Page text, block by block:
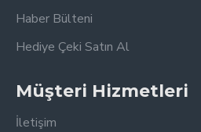
Haber Bülteni
Hediye Çeki Satın Al
Müşteri Hizmetleri
İletişim